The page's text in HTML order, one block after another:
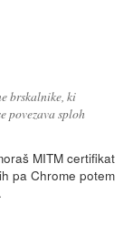
brskalnike, ki
povezava sploh
MITM certifikat
pa Chrome potem